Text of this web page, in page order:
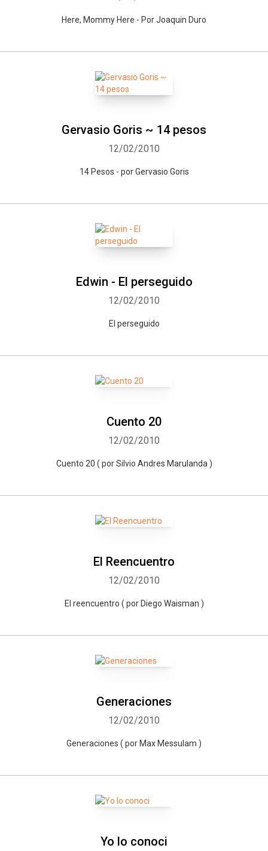
Here, Mommy Here - Por Joaquin Duro
Gervasio Goris ~ 14 pesos
12/02/2010
14 Pesos - por Gervasio Goris
Edwin - El perseguido
12/02/2010
El perseguido
Cuento 20
12/02/2010
Cuento 20 ( por Silvio Andres Marulanda )
El Reencuentro
12/02/2010
El reencuentro ( por Diego Waisman )
Generaciones
12/02/2010
Generaciones ( por Max Messulam )
Yo lo conoci